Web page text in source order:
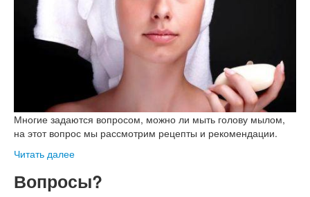
Многие задаются вопросом, можно ли мыть голову мылом,
на этот вопрос мы рассмотрим рецепты и рекомендации.
Читать далее
Вопросы?